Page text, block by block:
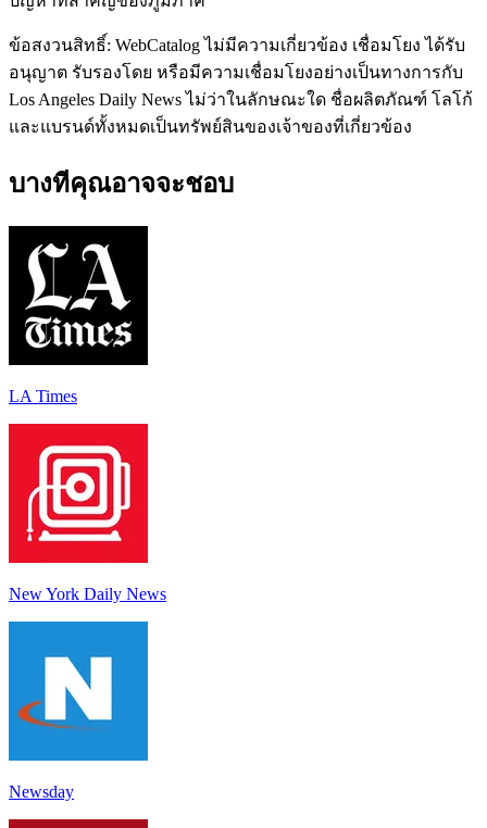
ข้อสงวนสิทธิ์: WebCatalog ไม่มีความเกี่ยวข้อง เชื่อมโยง ได้รับ
อนุญาต รับรองโดย หรือมีความเชื่อมโยงอย่างเป็นทางการกับ
Los Angeles Daily News ไม่ว่าในลักษณะใด ชื่อผลิตภัณฑ์ โลโก้
และแบรนด์ทั้งหมดเป็นทรัพย์สินของเจ้าของที่เกี่ยวข้อง
บางทีคุณอาจจะชอบ
LA Times
New York Daily News
Newsday